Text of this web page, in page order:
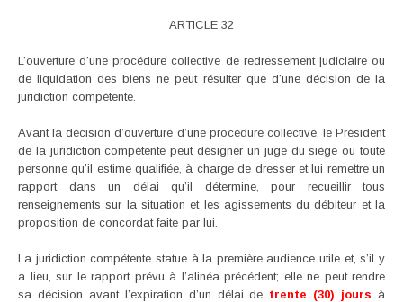
ARTICLE 32
L’ouverture d’une procédure collective de redressement judiciaire ou
de liquidation des biens ne peut résulter que d’une décision de la
juridiction compétente.
Avant la décision d’ouverture d’une procédure collective, le Président
de la juridiction compétente peut désigner un juge du siège ou toute
personne qu’il estime qualifiée, à charge de dresser et lui remettre un
rapport dans un délai qu’il détermine, pour recueillir tous
renseignements sur la situation et les agissements du débiteur et la
proposition de concordat faite par lui.
La juridiction compétente statue à la première audience utile et, s’il y
a lieu, sur le rapport prévu à l’alinéa précédent; elle ne peut rendre
sa décision avant l’expiration d’un délai de trente (30) jours à